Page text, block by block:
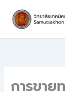
content
การขา